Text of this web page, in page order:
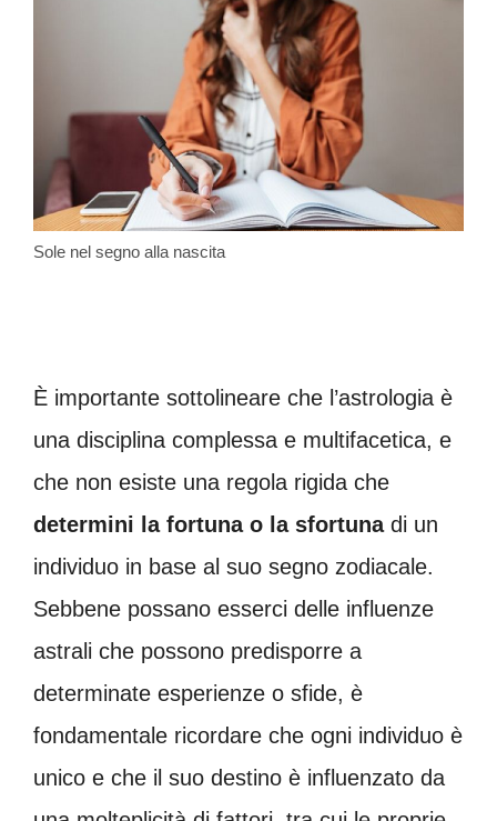
Sole nel segno alla nascita
È importante sottolineare che l’astrologia è
una disciplina complessa e multifacetica, e
che non esiste una regola rigida che
determini la fortuna o la sfortunadi un
individuo in base al suo segno zodiacale.
Sebbene possano esserci delle influenze
astrali che possono predisporre a
determinate esperienze o sfide, è
fondamentale ricordare che ogni individuo è
unico e che il suo destino è influenzato da